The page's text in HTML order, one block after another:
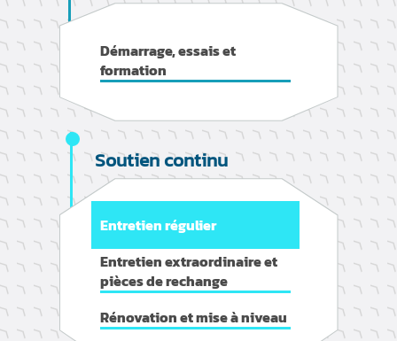
Démarrage, essais et
formation
Soutien continu
Entretien régulier
Entretien extraordinaire et
pièces de rechange
Rénovation et mise à niveau